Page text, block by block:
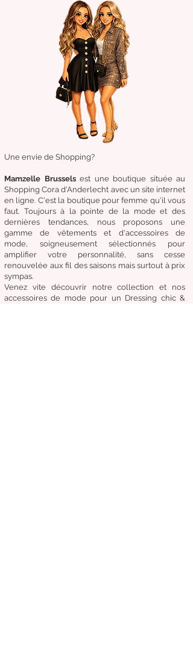
Une envie de Shopping?
Mamzelle Brussels est une boutique située au
Shopping Cora d'Anderlecht avec un site internet
en ligne. C'est la boutique pour femme qu'il vous
faut. Toujours à la pointe de la mode et des
dernières tendances, nous proposons une
gamme de vêtementset d'accessoires de
mode,
soigneusementsélectionnés pour
amplifier votre personnalité, sans cesse
renouvelée aux fil des saisons mais surtout à prix
sympas.
Venez vite découvrirnotre collection et nos
accessoires de mode pour un Dressing chic &